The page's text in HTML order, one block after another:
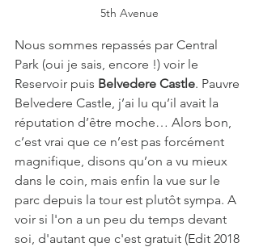
5th Avenue
Nous sommes repassés par Central
Park (oui je sais, encore !) voir le
Reservoir puis Belvedere Castle. Pauvre
Belvedere Castle, j’ai lu qu’il avait la
réputation d’être moche… Alors bon,
c’est vrai que ce n’est pas forcément
magnifique, disons qu’on a vu mieux
dans le coin, mais enfin la vue sur le
parc depuis la tour est plutôt sympa. A
voir si l'on a un peu du temps devant
soi, d'autant que c'est gratuit (Edit 2018